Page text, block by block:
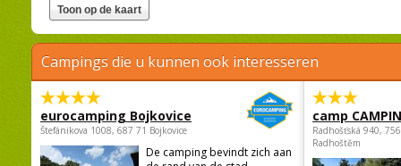
Campings die u kunnen ook interesseren
eurocamping Bojkovice
Štefánikova 1008, 687 71 Bojkovice
De camping bevindt zich aan
camp
Radhošťská 940,
Radhoštěm